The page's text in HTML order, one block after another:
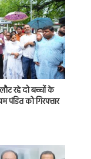
रहे दो बच्चों के
पंडित को गिरफ्तार